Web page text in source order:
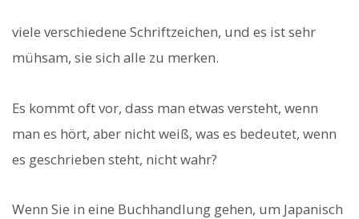
viele verschiedene Schriftzeichen, und es ist sehr
mühsam, sie sich alle zu merken.
Es kommt oft vor, dass man etwas versteht, wenn
man es hört, aber nicht weiß, was es bedeutet, wenn
es geschrieben steht, nicht wahr?
Wenn Sie in eine Buchhandlung gehen, um Japanisch